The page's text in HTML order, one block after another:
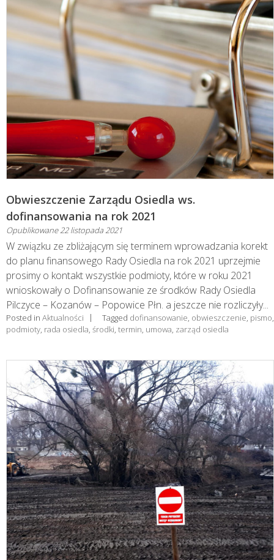
Obwieszczenie Zarządu Osiedla ws.
dofinansowania na rok 2021
Opublikowane22 listopada 2021
W związku ze zbliżającym się terminem wprowadzania korekt
do planu finansowego Rady Osiedla na rok 2021 uprzejmie
prosimy o kontakt wszystkie podmioty, które w roku 2021
wnioskowały o Dofinansowanie ze środków Rady Osiedla
Pilczyce – Kozanów – Popowice Płn. a jeszcze nie rozliczyły...
Posted in Aktualności Tagged dofinansowanie obwieszczenie pismo
podmioty rada osiedla środki termin umowa zarząd osiedla